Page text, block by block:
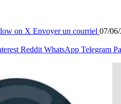
on X Envoyer un courriel 07/
Reddit WhatsApp Telegram